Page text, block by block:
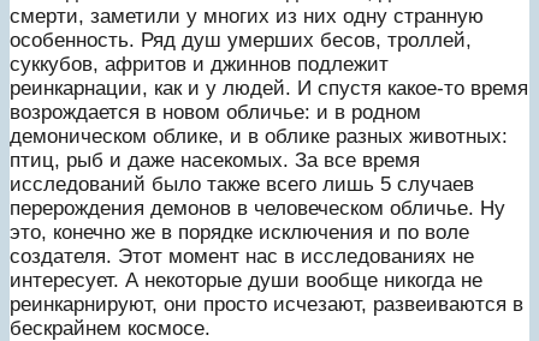
смерти, заметили у многих из них одну странную
особенность. Ряд душ умерших бесов, троллей,
суккубов, афритов и джиннов подлежит
реинкарнации, как и у людей. И спустя какое-то время
возрождается в новом обличье: и в родном
демоническом облике, и в облике разных животных:
птиц, рыб и даже насекомых. За все время
исследований было также всего лишь 5 случаев
перерождения демонов в человеческом обличье. Ну
это, конечно же в порядке исключения и по воле
создателя. Этот момент нас в исследованиях не
интересует. А некоторые души вообще никогда не
реинкарнируют, они просто исчезают, развеиваются в
бескрайнем космосе.